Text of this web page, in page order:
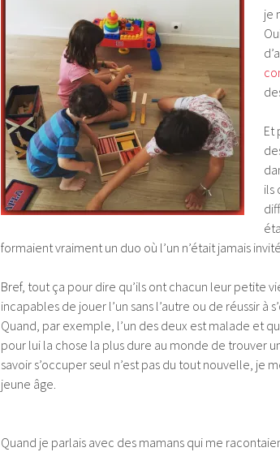
je
Et
ils
formaient vraiment un duo où l’un n’était jamais
Bref, tout ça pour dire qu’ils ont chacun leur petite
incapables de jouer l’un sans l’autre ou de réussir à
Quand, par exemple, l’un des deux est malade et
pour lui la chose la plus dure au monde de trouver
savoir s’occuper seul n’est pas du tout nouvelle, je
jeune âge.
Quand je parlais avec des mamans qui me